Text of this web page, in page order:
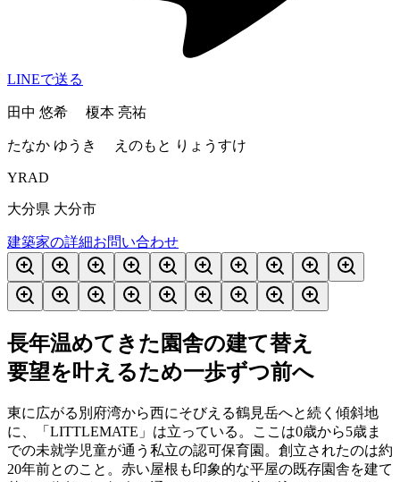
LINEで送る
田中 悠希 榎本 亮祐
たなか ゆうき えのもと りょうすけ
YRAD
大分県 大分市
建築家の詳細お問い合わせ
長年温めてきた園舎の建て替え
要望を叶えるため一歩ずつ前へ
東に広がる別府湾から西にそびえる鶴見岳へと続く傾斜地
に、「LITTLEMATE」は立っている。ここは0歳から5歳ま
での未就学児童が通う私立の認可保育園。創立されたのは約
20年前とのこと。赤い屋根も印象的な平屋の既存園舎を建て